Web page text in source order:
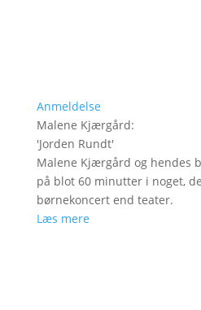
Anmeldelse
Malene Kjærgård:
'Jorden Rundt'
Malene Kjærgård og hendes
på blot 60 minutter i noget,
børnekoncert end teater.
Læs mere